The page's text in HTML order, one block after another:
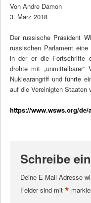
Von Andre Damon
3. März 2018
Der russische Präsident
russischen Parlament
in der er die Fortschritte
drohte mit „unmittelbarer“
Nuklearangriff und führte
auf die Vereinigten Staaten
https://www.wsws.org/de/
Schreibe
Deine E-Mail-Adresse
Felder sind mit *